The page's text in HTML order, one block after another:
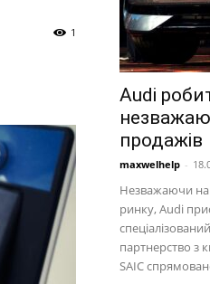
1
Audi
продажів
maxwelhelp -
Незважаючи на
ринку, Audi
партнерство з
SAIC